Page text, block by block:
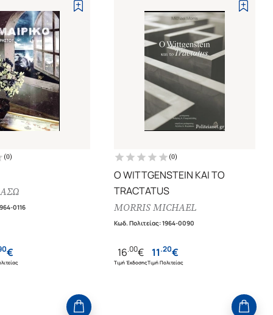
(0)
0116
€
(0)
Ο WITTGENSTEIN ΚΑΙ ΤΟ
TRACTATUS
MORRIS MICHAEL
Κωδ. Πολιτείας:1964-0090
16.00€
Τιμή Έκδοσης
11.20€
Τιμή Πολιτείας